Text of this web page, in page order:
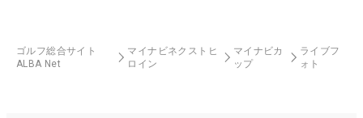
ゴルフ総合サイト
ALBA Net
マイナビネクストヒ
ロイン
マイナビカ
ップ
ライブフ
ォト